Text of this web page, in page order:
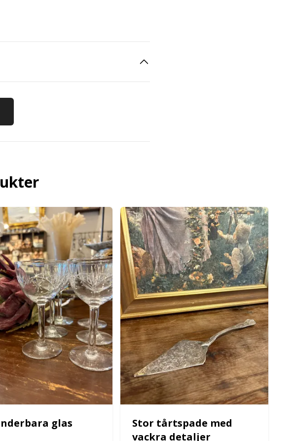
glas
Stor tårtspade med
vackra detaljer